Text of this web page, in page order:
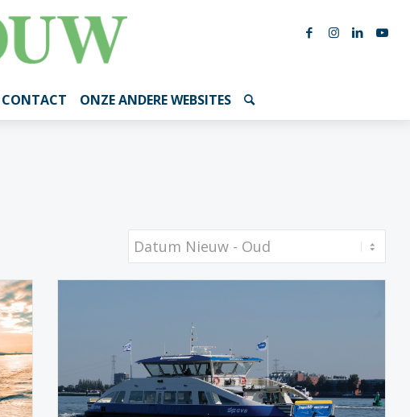
CONTACT ONZE ANDERE WEBSITES